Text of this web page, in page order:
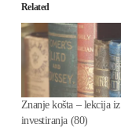
Related
Znanje košta – lekcija iz
investiranja (80)